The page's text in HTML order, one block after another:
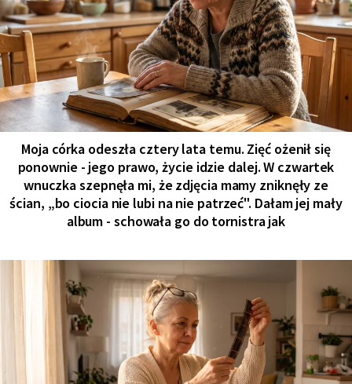
Moja córka odeszła cztery lata temu. Zięć ożenił się
ponownie - jego prawo, życie idzie dalej. W czwartek
wnuczka szepnęła mi, że zdjęcia mamy zniknęły ze
ścian, „bo ciocia nie lubi na nie patrzeć". Dałam jej mały
album - schowała go do tornistra jak